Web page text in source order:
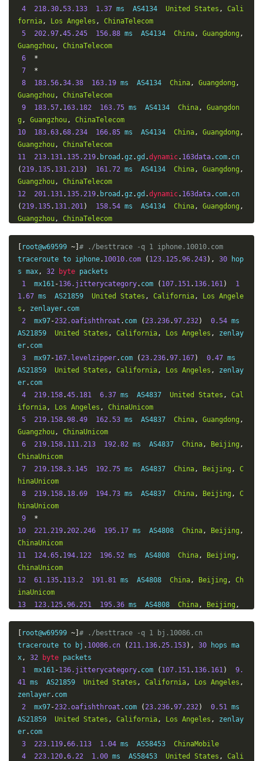
-------------------------------------------------------
---------------
4
218.30.53.133 1.37 ms  AS4134 United States ,
Cali
fornia , Los Angeles ,
ChinaTelecom
5
202.97.45.245 156.88 ms  AS4134 China , Guangdong ,
Guangzhou ,
ChinaTelecom
6
*
7
*
8
183.56.34.38 163.19 ms  AS4134 China , Guangdong ,
Guangzhou ,
ChinaTelecom
9
183.57. 163.182 163.75 ms  AS4134 China ,
Guangdon
g , Guangzhou ,
ChinaTelecom
10
183.63.68.234 166.85 ms  AS4134 China , Guangdong ,
Guangzhou ,
ChinaTelecom
11
213.131 . 135.219. broad .gz .gd .dynamic. 163data. com.
( 219.135. 131.213) 161.72 ms  AS4134 China , Guangdong ,
Guangzhou ,
ChinaTelecom
12
201.131 . 135.219. broad .gz .gd .dynamic. 163data. com.
( 219.135. 131.201 ) 158.54 ms  AS4134 China , Guangdong ,
Guangzhou ,
ChinaTelecom
( 219.135.131.210 162.37 ms  AS4134 China, Guangdong
Guangzhou
ChinaTelecom
61.140 . 99.33 159.75
Guangzhou
ChinaTelecom
[ root@w69599 ~] # ./besttrace -q 1 iphone.10010.com
traceroute to iphone. 10010.com ( 123.125.96.243), 30 hop
s max , 32 byte packets
1
  mx161
-136.jitterycategory. com ( 107.151 . 136.161 )
1
1.67 ms  AS21859 United States , California , Los Angele
s , zenlayer. com
2
  mx97
-232.oafishthroat . com ( 23.236.97.232 ) 0.54 ms
AS21859 United States , California , Los Angeles ,
zenlay
er. com
3
  mx97
-167.levelzipper. com ( 23.236.97.167) 0.47 ms
AS21859 United States , California , Los Angeles ,
zenlay
er. com
4
219.158.45.181 6.37 ms  AS4837 United States ,
Cal
ifornia , Los Angeles ,
ChinaUnicom
5
219.158.98.49 162.53 ms  AS4837 China , Guangdong ,
Guangzhou ,
ChinaUnicom
6
219.158. 111.213 192.82 ms  AS4837 China , Beijing ,
ChinaUnicom
7
219.158.3.145 192.75 ms  AS4837 China , Beijing ,
C
hinaUnicom
8
219.158. 18.69 194.73 ms  AS4837 China , Beijing ,
C
hinaUnicom
9
*
10
221.219. 202.246 195.17 ms  AS4808 China , Beijing ,
ChinaUnicom
11
124.65. 194.122 196.52 ms  AS4808 China , Beijing ,
ChinaUnicom
12
61.135. 113.2 191.81 ms  AS4808 China , Beijing ,
Ch
inaUnicom
13
123.125.96.251 195.36 ms  AS4808 China , Beijing ,
14
*
15
123.125 . 96.243 210.70 ms  AS4808 China , Beijing
ChinaUnicom
[ root@w69599 ~] # ./besttrace -q 1 bj.10086.cn
traceroute to bj . 10086.cn ( 211.136. 25.153), 30 hops ma
x , 32 byte packets
1
  mx161
-136.jitterycategory. com ( 107.151 . 136.161 )
9.
41
ms  AS21859 United States , California , Los Angeles ,
zenlayer. com
2
  mx97
-232.oafishthroat . com ( 23.236.97.232 ) 0.51
ms
AS21859 United States , California , Los Angeles ,
zenlay
er. com
3
223.119.66.113 1.04 ms  AS58453 ChinaMobile
4
223.120.6.22 1.00 ms  AS58453 United States ,
Cali